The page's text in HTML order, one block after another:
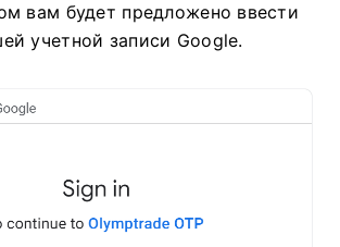
вам будет предложено ввести
учетной записи Google.